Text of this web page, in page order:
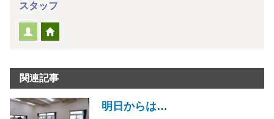
スタッフ
関連記事
明日からは…